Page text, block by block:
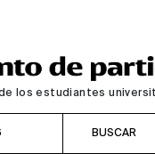
los estudiantes